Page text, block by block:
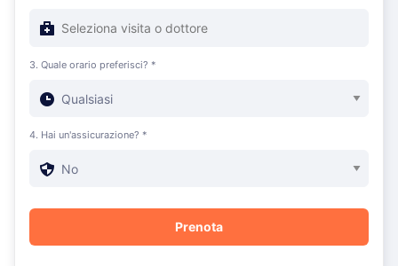
3. Quale orario preferisci? *
4. Hai un'assicurazione? *